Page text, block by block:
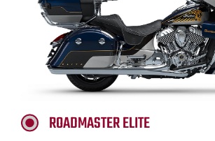
ROADMASTER ELITE